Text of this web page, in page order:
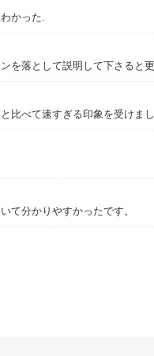
かった.
を落として説明して下さると
比べて速すぎる印象を受けまし
て分かりやすかったです。